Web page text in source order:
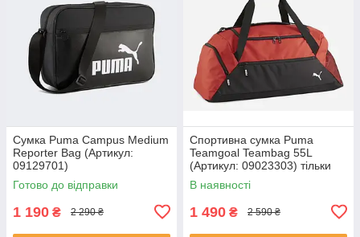
Сумка Puma Campus Medium
Reporter Bag (Артикул:
09129701)
Готово до відправки
1 190 ₴ 2 290 ₴
Спортивна сумка Puma
Teamgoal Teambag 55L
(Артикул: 09023303) тільки
оригінал
В наявності
1 490 ₴ 2 590 ₴